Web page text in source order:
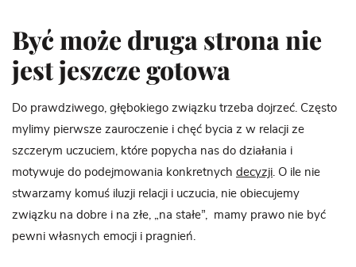
Być może druga strona nie
jest jeszcze gotowa
Do prawdziwego, głębokiego związku trzeba dojrzeć. Często
mylimy pierwsze zauroczenie i chęć bycia z w relacji ze
szczerym uczuciem, które popycha nas do działania i
motywuje do podejmowania konkretnych decyzji . O ile nie
stwarzamy komuś iluzji relacji i uczucia, nie obiecujemy
związku na dobre i na złe, „na stałe”, mamy prawo nie być
pewni własnych emocji i pragnień.